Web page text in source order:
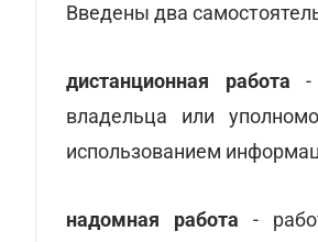
Введены два
дистанционная работа -
владельца или
использованием
надомная работа -